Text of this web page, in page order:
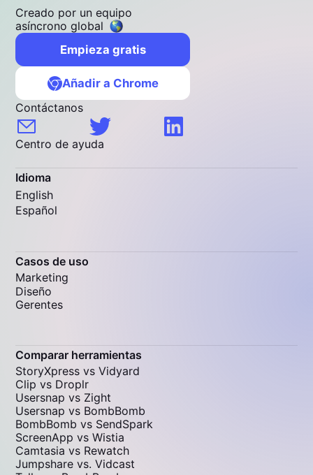
Creado por un equipo
asíncrono global
Empieza gratis
Añadir a Chrome
Contáctanos
Centro de ayuda
Idioma
English
Español
Casos de uso
Marketing
Diseño
Gerentes
Comparar herramientas
StoryXpress vs Vidyard
Clip vs Droplr
Usersnap vs Zight
Usersnap vs BombBomb
BombBomb vs SendSpark
ScreenApp vs Wistia
Camtasia vs Rewatch
Jumpshare vs. Vidcast